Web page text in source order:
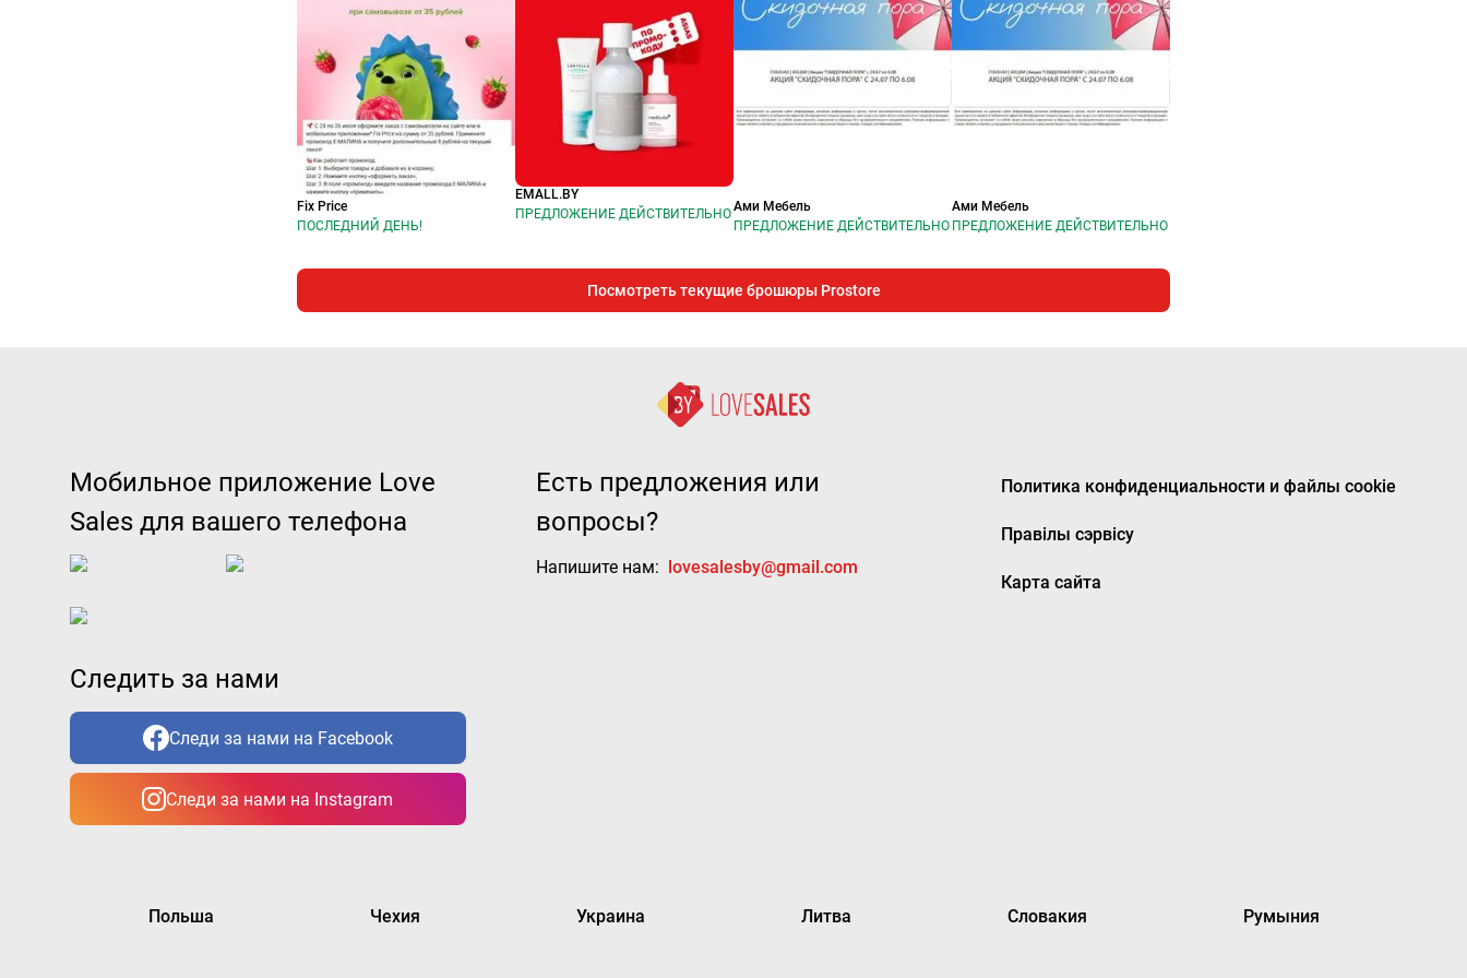
Fix Price
ПОСЛЕДНИЙ ДЕНЬ!
EMALL.BY
ПРЕДЛОЖЕНИЕ ДЕЙСТВИТЕЛЬНО
Ами Мебель
ПРЕДЛОЖЕНИЕ ДЕЙСТВИТЕЛЬНО
Ами Мебель
ПРЕДЛОЖЕНИЕ ДЕЙСТВИТЕЛЬНО
Посмотреть текущие брошюры Prostore
Мобильное приложение Love
Sales для вашего телефона
Следить за нами
Следи за нами на Facebook
Следи за нами на Instagram
Есть предложения или
вопросы?
Напишите нам: lovesalesby@gmail.com
Политика конфиденциальности и файлы cookie
Правілы сэрвісу
Карта сайта
Польша Чехия Украина Литва Словакия Румыния